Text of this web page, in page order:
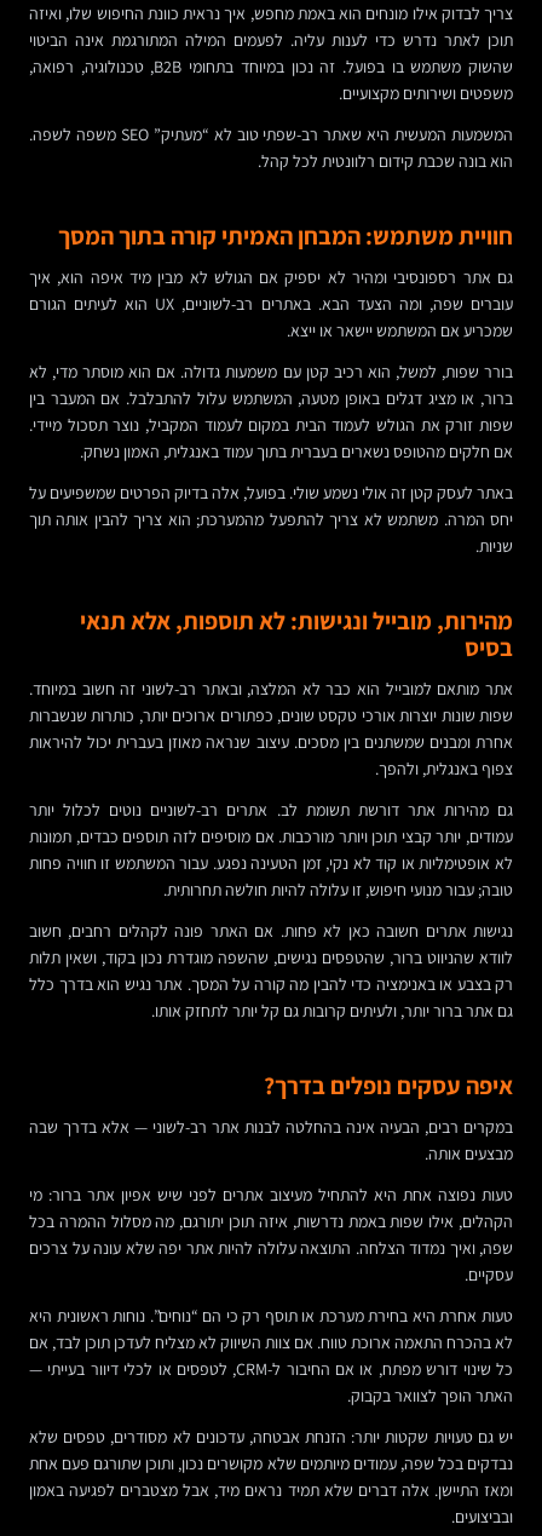
צריך לבדוק אילו מונחים הוא באמת מחפש, איך נראית כוונת החיפוש שלו, ואיזה
תוכן לאתר נדרש כדי לענות עליה. לפעמים המילה המתורגמת אינה הביטוי
שהשוק משתמש בו בפועל. זה נכון במיוחד בתחומי B2B, טכנולוגיה, רפואה,
משפטים ושירותים מקצועיים.
המשמעות המעשית היא שאתר רב-שפתי טוב לא “מעתיק” SEO משפה לשפה.
הוא בונה שכבת קידום רלוונטית לכל קהל.
חוויית משתמש: המבחן האמיתי קורה בתוך המסך
גם אתר רספונסיבי ומהיר לא יספיק אם הגולש לא מבין מיד איפה הוא, איך
עוברים שפה, ומה הצעד הבא. באתרים רב-לשוניים, UX הוא לעיתים הגורם
שמכריע אם המשתמש יישאר או ייצא.
בורר שפות, למשל, הוא רכיב קטן עם משמעות גדולה. אם הוא מוסתר מדי, לא
ברור, או מציג דגלים באופן מטעה, המשתמש עלול להתבלבל. אם המעבר בין
שפות זורק את הגולש לעמוד הבית במקום לעמוד המקביל, נוצר תסכול מיידי.
אם חלקים מהטופס נשארים בעברית בתוך עמוד באנגלית, האמון נשחק.
באתר לעסק קטן זה אולי נשמע שולי. בפועל, אלה בדיוק הפרטים שמשפיעים על
יחס המרה. משתמש לא צריך להתפעל מהמערכת; הוא צריך להבין אותה תוך
שניות.
מהירות, מובייל ונגישות: לא תוספות, אלא תנאי
בסיס
אתר מותאם למובייל הוא כבר לא המלצה, ובאתר רב-לשוני זה חשוב במיוחד.
שפות שונות יוצרות אורכי טקסט שונים, כפתורים ארוכים יותר, כותרות שנשברות
אחרת ומבנים שמשתנים בין מסכים. עיצוב שנראה מאוזן בעברית יכול להיראות
צפוף באנגלית, ולהפך.
גם מהירות אתר דורשת תשומת לב. אתרים רב-לשוניים נוטים לכלול יותר
עמודים, יותר קבצי תוכן ויותר מורכבות. אם מוסיפים לזה תוספים כבדים, תמונות
לא אופטימליות או קוד לא נקי, זמן הטעינה נפגע. עבור המשתמש זו חוויה פחות
טובה; עבור מנועי חיפוש, זו עלולה להיות חולשה תחרותית.
נגישות אתרים חשובה כאן לא פחות. אם האתר פונה לקהלים רחבים, חשוב
לוודא שהניווט ברור, שהטפסים נגישים, שהשפה מוגדרת נכון בקוד, ושאין תלות
רק בצבע או באנימציה כדי להבין מה קורה על המסך. אתר נגיש הוא בדרך כלל
גם אתר ברור יותר, ולעיתים קרובות גם קל יותר לתחזק אותו.
איפה עסקים נופלים בדרך?
במקרים רבים, הבעיה אינה בהחלטה לבנות אתר רב-לשוני — אלא בדרך שבה
מבצעים אותה.
טעות נפוצה אחת היא להתחיל מעיצוב אתרים לפני שיש אפיון אתר ברור: מי
הקהלים, אילו שפות באמת נדרשות, איזה תוכן יתורגם, מה מסלול ההמרה בכל
שפה, ואיך נמדוד הצלחה. התוצאה עלולה להיות אתר יפה שלא עונה על צרכים
עסקיים.
טעות אחרת היא בחירת מערכת או תוסף רק כי הם “נוחים”. נוחות ראשונית היא
לא בהכרח התאמה ארוכת טווח. אם צוות השיווק לא מצליח לעדכן תוכן לבד, אם
כל שינוי דורש מפתח, או אם החיבור ל-CRM, לטפסים או לכלי דיוור בעייתי —
האתר הופך לצוואר בקבוק.
יש גם טעויות שקטות יותר: הזנחת אבטחה, עדכונים לא מסודרים, טפסים שלא
נבדקים בכל שפה, עמודים מיותמים שלא מקושרים נכון, ותוכן שתורגם פעם אחת
ומאז התיישן. אלה דברים שלא תמיד נראים מיד, אבל מצטברים לפגיעה באמון
ובביצועים.